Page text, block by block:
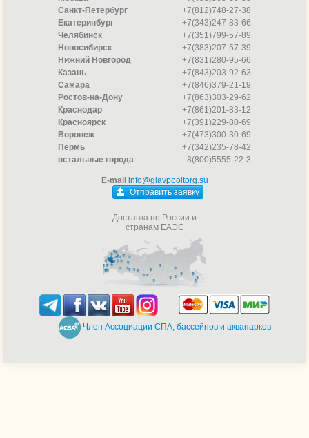
Санкт-Петербург
+7(812)748-27-38
Екатеринбург
+7(343)247-83-66
Челябинск
+7(351)799-57-89
Новосибирск
+7(383)207-57-39
Нижний Новгород
+7(831)280-95-66
Казань
+7(843)203-92-63
Самара
+7(846)379-21-19
Ростов-на-Дону
+7(863)303-29-62
Краснодар
+7(861)201-83-12
Красноярск
+7(391)229-80-69
Воронеж
+7(473)300-30-69
Пермь
+7(342)235-78-42
остальные города
8(800)5555-22-3
E-mail info@glavpooltorg.su
Отправить заявку
Доставка по России и
странам ЕАЭС
Член Ассоциации СПА, бассейнов и аквапарков